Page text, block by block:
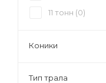
11 тонн (0)
Коники
Тип трала